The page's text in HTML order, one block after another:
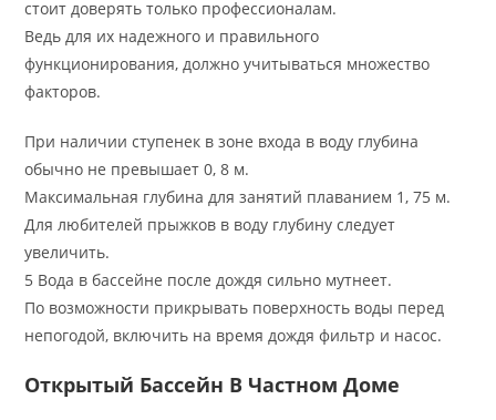
стоит доверять только профессионалам.
Ведь для их надежного и правильного
функционирования, должно учитываться множество
факторов.
При наличии ступенек в зоне входа в воду глубина
обычно не превышает 0, 8 м.
Максимальная глубина для занятий плаванием 1, 75 м.
Для любителей прыжков в воду глубину следует
увеличить.
5 Вода в бассейне после дождя сильно мутнеет.
По возможности прикрывать поверхность воды перед
непогодой, включить на время дождя фильтр и насос.
Открытый Бассейн В Частном Доме